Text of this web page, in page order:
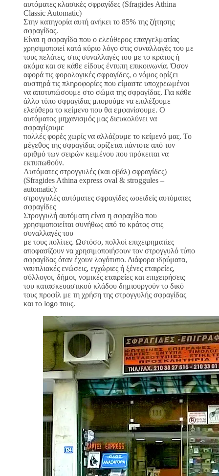
αυτόματες κλασικές σφραγίδες (Sfragides Athina
Classic Automatic)
Στην κατηγορία αυτή ανήκει το 85% της ζήτησης
σφραγίδας.
Είναι η σφραγίδα που ο ελεύθερος επαγγελματίας
χρησιμοποιεί κατά κύριο λόγο στις συναλλαγές του με
τους πελάτες, στις συναλλαγές του με το κράτος ή
ακόμα και σε κάθε είδους έντυπη επικοινωνία. Όσον
αφορά τις φορολογικές σφραγίδες, ο νόμος ορίζει
αυστηρά τις πληροφορίες που είμαστε υποχρεωμένοι
να αποτυπώσουμε στο σώμα της σφραγίδας. Για κάθε
άλλο τύπο σφραγίδας μπορούμε να επιλέξουμε
ελεύθερα το κείμενο που θα εμφανίσουμε. Ο
αυτόματος μηχανισμός μας διευκολύνει να
σφραγίζουμε
πολλές φορές χωρίς να αλλάζουμε το κείμενό μας. Το
μέγεθος της σφραγίδας ορίζεται πάντοτε από τον
αριθμό των σειρών κειμένου που πρόκειται να
εκτυπωθούν.
Αυτόματες στρογγυλές (και οβάλ) σφραγίδες)
(Sfragides Athina express oval & stroggules –
automatic):
στρογγυλές αυτόματες σφραγίδες ωοειδείς αυτόματες
σφραγίδες
Στρογγυλή αυτόματη είναι η σφραγίδα που
χρησιμοποιείται συνήθως από το κράτος στις
συναλλαγές του
με τους πολίτες. Ωστόσο, πολλοί επιχειρηματίες
αποφασίζουν να χρησιμοποιήσουν τον στρογγυλό τύπο
σφραγίδας όταν έχουν λογότυπο. Διάφορα ιδρύματα,
ναυτιλιακές ενώσεις, εγχώριες ή ξένες εταιρείες,
σύλλογοι, δήμοι, νομικές εταιρείες και επιχειρήσεις
του κατασκευαστικού κλάδου δημιουργούν το δικό
τους προφίλ με τη χρήση της στρογγυλής σφραγίδας
και το logo τους.